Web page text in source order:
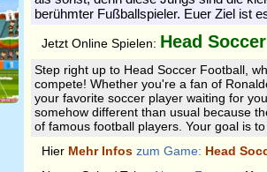
berühmter Fußballspieler. Euer Ziel ist
Jetzt Online Spielen: Head
Step right up to Head Soccer Football,
compete! Whether you're a fan of
your favorite soccer player waiting for
somehow different than usual because
of famous football players. Your goal is
Hier Mehr Infos zum Game: Head